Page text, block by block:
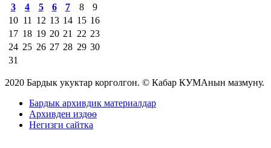
3
4 5 6 7 8
9
10 11 12 13 14 15 16
17 18 19 20 21 22 23
24 25 26 27 28 29 30
31
2020 Бардык укуктар корголгон. © Кабар КУМАнын мазмуну.
Бардык архивдик материалдар
Архивден издөө
Негизги сайтка